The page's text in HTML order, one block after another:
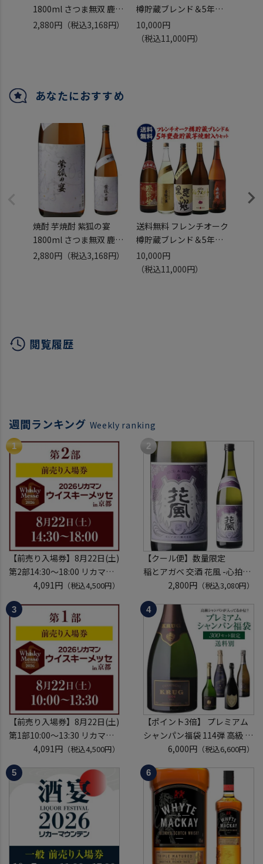
1800ml さつま無双 鹿児
島県
2,880円 （税込3,168円）
樽貯蔵ブレンド＆5年長
期甕貯蔵焼酎が入った芋
焼酎飲み比べセット！ 25
10,000円
（税込11,000円）
あなたにおすすめ
焼酎 芋焼酎 紫狐の宴
1800ml さつま無双 鹿児
島県
2,880円 （税込3,168円）
送料無料 フレンチオーク
樽貯蔵ブレンド＆5年長
期甕貯蔵焼酎が入った芋
焼酎飲み比べセット！ 25
10,000円
（税込11,000円）
閲覧履歴
週間ランキング Weekly ranking
【前売り入場券】8月22日(土)
第2部14:30～18:00 リカマン
ウイスキーメッセ in京都
2026 1枚
入場券となるeチケットは【8
月上旬】にメールにて配信予
定
※代引き決済不可
4,091円（税込4,500円）
【クール便】数量限定
稲とアガベ 交酒 花風 -心拍-
KYOTO EDITION 720ml こう
しゅ はなかぜ craft sake クラ
フトサケ 秋田県 男鹿市
2,800円 （税込3,080円）
【前売り入場券】8月22日(土)
第1部10:00～13:30 リカマン
ウイスキーメッセ in京都
2026 1枚
入場券となるeチケットは【8
月上旬】にメールにて配信予
※代引き決済不可
4,091円（税込4,500円）
【ポイント3倍】 プレミアム
シャンパン福袋 114弾 高級 シ
ャンパン を探せ トゥルベ ト
レゾール クリュッグ 2004 が
入ってるかも!? 【先着300
本】 シャンパン シャンパーニ
ュ リカーマウンテン 福袋 WK
くじ 【送
6,000円 （税込6,600円）